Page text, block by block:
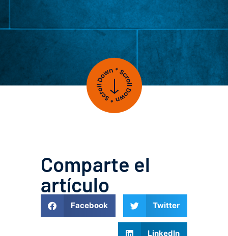
Comparte el
artículo
Facebook Twitter
LinkedIn